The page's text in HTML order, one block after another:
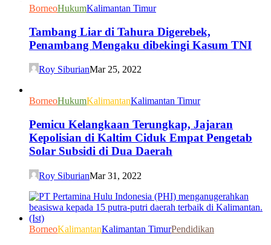
BorneoHukumKalimantan Timur
Tambang Liar di Tahura Digerebek,
Penambang Mengaku dibekingi Kasum TNI
Roy SiburianMar 25, 2022
BorneoHukumKalimantanKalimantan Timur
Pemicu Kelangkaan Terungkap, Jajaran
Kepolisian di Kaltim Ciduk Empat Pengetab
Solar Subsidi di Dua Daerah
Roy SiburianMar 31, 2022
BorneoKalimantanKalimantan TimurPendidikan